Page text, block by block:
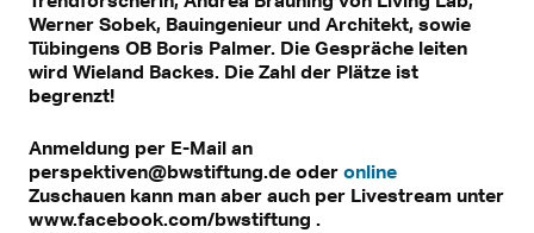
Werner Sobek, Bauingenieur und Architekt, sowie
Tübingens OB Boris Palmer. Die Gespräche leiten
wird Wieland Backes. Die Zahl der Plätze ist
begrenzt!
Anmeldung per E-Mail an
perspektiven@bwstiftung.de oder online
Zuschauen kann man aber auch per Livestream unter
www.facebook.com/bwstiftung .